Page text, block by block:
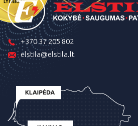
+370 37 205 802
elstila@elstila.lt